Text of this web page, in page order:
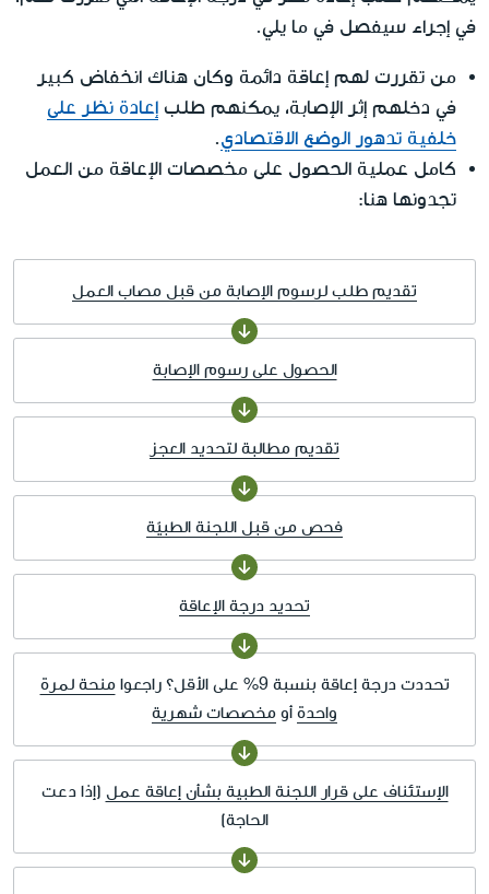
في إجراء سيفصل في ما يلي.
من تقررت لهم إعاقة دائمة وكان هناك انخفاض كبير
في دخلهم إثر الإصابة، يمكنهم طلب إعادة نظر على
خلفية تدهور الوضع الاقتصادي.
كامل عملية الحصول على مخصصات الإعاقة من العمل
تجدونها هنا:
تقديم طلب لرسوم الإصابة من قبل مصاب العمل
الحصول على رسوم الإصابة
تقديم مطالبة لتحديد العجز
فحص من قبل اللجنة الطبيّة
تحديد درجة الإعاقة
تحددت درجة إعاقة بنسبة 9% على الأقل؟ راجعوا
منحة لمرة
واحدة أو مخصصات شهرية
الإستئناف على قرار اللجنة الطبية بشأن إعاقة عمل (إذا دعت
الحاجة)